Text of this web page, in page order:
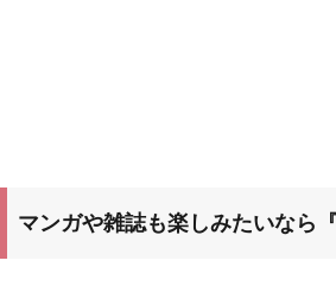
マンガや雑誌も楽しみたいなら『